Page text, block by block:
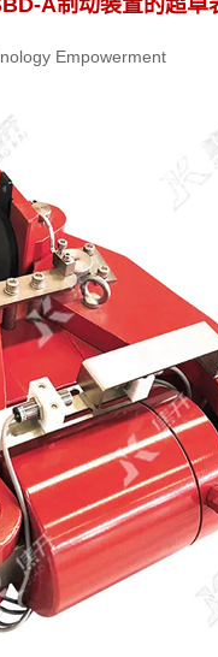
A制动装置的超卓
Empowerment